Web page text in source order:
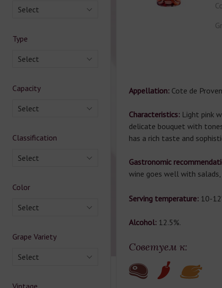
Select
Type
Select
Capacity
Select
Classification
Select
Color
Select
Grape Variety
Select
Vintage
Appellation: Cote de
Characteristics: Light pink
delicate bouquet with
has a rich taste and
Gastronomic
wine goes well with
Serving temperature: 10-12
Alcohol: 12.5%.
Советуем к: